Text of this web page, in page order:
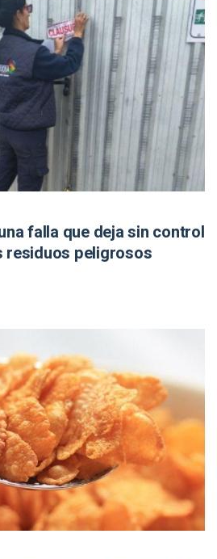
falla que deja sin control
residuos peligrosos